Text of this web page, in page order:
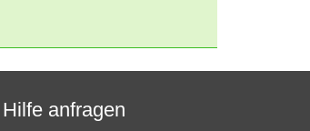
Hilfe anfragen